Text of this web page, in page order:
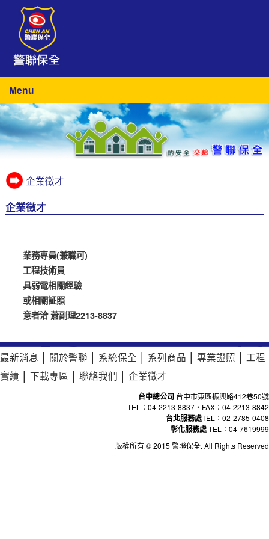
Menu
企業徵才
企業徵才
業務專員(兼職可)
工程技術員
具弱電相關經驗
或相關証照
意者洽 蕭副理2213-8837
最新消息 關於警聯 系統保全 系列商品 專業證照
工程
實績
下載專區 聯絡我們 企業徵才
台中總公司 台中市東區振興路412巷50號
TEL：04-2213-8837‧FAX：04-2213-8842
台北服務處TEL：02-2785-0408
彰化服務處TEL：04-7619999
版權所有 © 2015 警聯保全. All Rights Reserved